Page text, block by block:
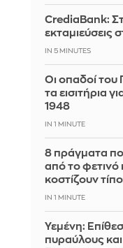
CrediaBank:
εκταμιεύσεις
IN 5 MINUTES
Οι οπαδοί του
τα εισιτήρια
1948
IN 1 MINUTE
8 πράγματα
από το φετινό
κοστίζουν
IN 1 MINUTE
Υεμένη:
πυραύλους